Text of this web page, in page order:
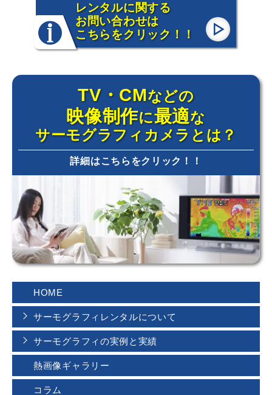
レンタルに関する
お問い合わせは
こちらをクリック！！
TV・CMなどの
映像制作に最適な
サーモグラフィカメラとは？
詳細はこちらをクリック！！
HOME
サーモグラフィレンタルについて
サーモグラフィの実例と実績
熱画像ギャラリー
コラム